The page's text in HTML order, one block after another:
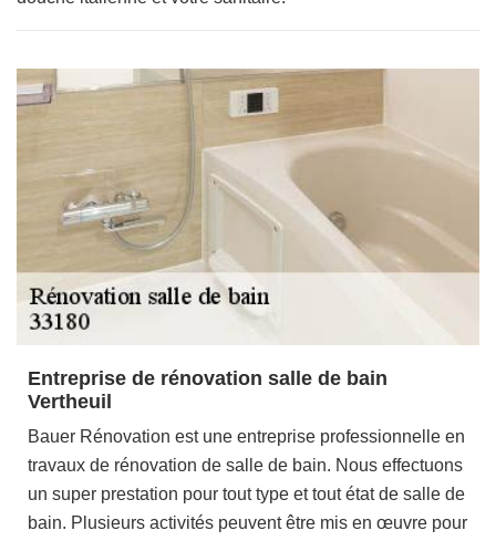
Entreprise de rénovation salle de bain
Vertheuil
Bauer Rénovation est une entreprise professionnelle en
travaux de rénovation de salle de bain. Nous effectuons
un super prestation pour tout type et tout état de salle de
bain. Plusieurs activités peuvent être mis en œuvre pour